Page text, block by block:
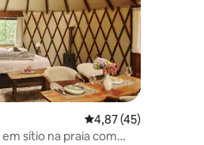
4,87 de uma
4,87 (45)
sítio na praia com